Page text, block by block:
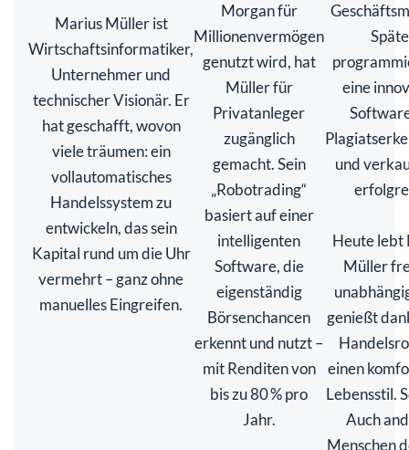
Marius Müller ist
Wirtschaftsinformatiker,
Unternehmer und
technischer Visionär. Er
hat geschafft, wovon
viele träumen: ein
vollautomatisches
Handelssystem zu
entwickeln, das sein
Kapital rund um die Uhr
vermehrt – ganz ohne
manuelles Eingreifen.
Morgan für
Millionenvermögen
genutzt wird, hat
Müller für
Privatanleger
zugänglich
gemacht. Sein
„Robotrading“
basiert auf einer
intelligenten
Software, die
eigenständig
Börsenchancen
erkennt und nutzt –
mit Renditen von
bis zu 80 % pro
Jahr.
eine
und
Heute lebt
Müller
genießt
einen
Lebensstil.
Auch
Menschen